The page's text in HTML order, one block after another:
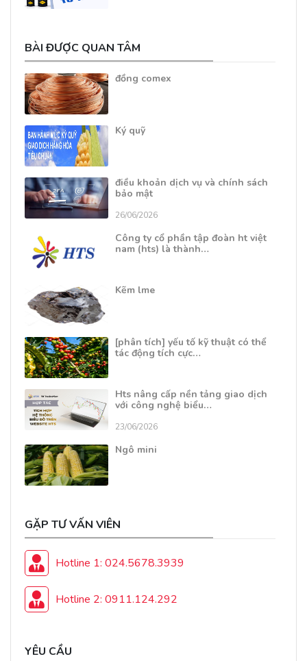
BÀI ĐƯỢC QUAN TÂM
đồng comex
Ký quỹ
điều khoản dịch vụ và chính sách
bảo mật
26/06/2026
Công ty cổ phần tập đoàn ht việt
nam (hts) là thành…
Kẽm lme
[phân tích] yếu tố kỹ thuật có thể
tác động tích cực…
Hts nâng cấp nền tảng giao dịch
với công nghệ biểu…
23/06/2026
Ngô mini
GẶP TƯ VẤN VIÊN
Hotline 1: 024.5678.3939
Hotline 2: 0911.124.292
YÊU CẦU